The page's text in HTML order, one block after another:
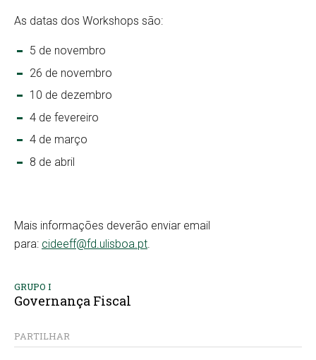
As datas dos Workshops são:
5 de novembro
26 de novembro
10 de dezembro
4 de fevereiro
4 de março
8 de abril
Mais informações deverão enviar email
para: cideeff@fd.ulisboa.pt
GRUPO I
Governança Fiscal
PARTILHAR